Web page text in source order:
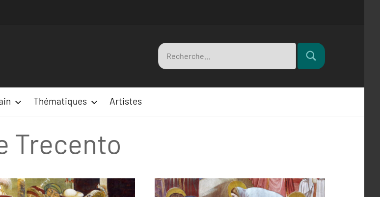
Recherche
pour
Rechercher
Thématiques Artistes
Trecento